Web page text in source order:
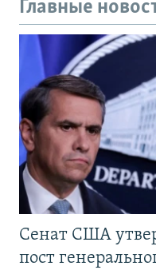
Главные
Сенат США
пост